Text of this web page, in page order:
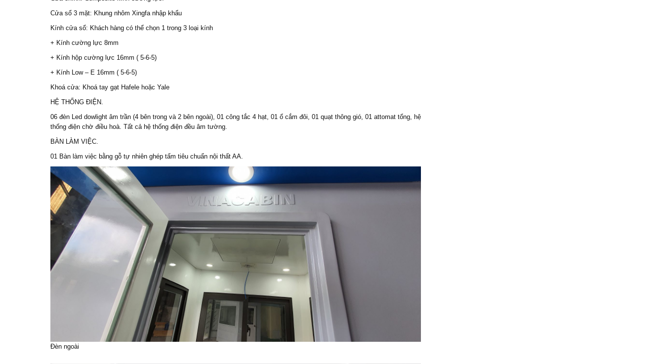
Cửa sổ 3 mặt: Khung nhôm Xingfa nhập khẩu
Kính cửa sổ: Khách hàng có thể chọn 1 trong 3 loại kính
+ Kính cường lực 8mm
+ Kính hộp cường lực 16mm ( 5-6-5)
+ Kính Low – E 16mm ( 5-6-5)
Khoá cửa: Khoá tay gạt Hafele hoặc Yale
HỆ THỐNG ĐIỆN.
06 đèn Led dowlight âm trần (4 bên trong và 2 bên ngoài), 01 công tắc 4 hạt, 01 ổ cắm đôi, 01 quạt thông gió, 01 attomat tổng, hệ
thống điện chờ điều hoà. Tất cả hệ thống điện đều âm tường.
BÀN LÀM VIỆC.
01 Bàn làm việc bằng gỗ tự nhiên ghép tấm tiêu chuẩn nội thất AA.
Đèn ngoài